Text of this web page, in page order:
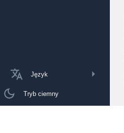
Język
Tryb ciemny